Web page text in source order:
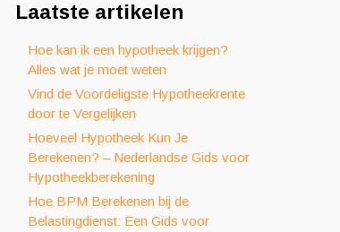
Laatste artikelen
Hoe kan ik een hypotheek krijgen?
Alles wat je moet weten
Vind de Voordeligste Hypotheekrente
door te Vergelijken
Hoeveel Hypotheek Kun Je
Berekenen? – Nederlandse Gids voor
Hypotheekberekening
Hoe BPM Berekenen bij de
Belastingdienst: Een Gids voor